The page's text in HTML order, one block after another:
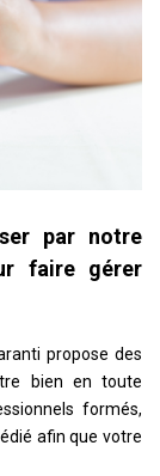
par notre
faire gérer
propose des
bien en toute
formés,
afin que votre